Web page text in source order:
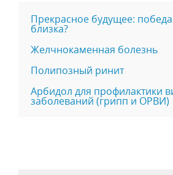
Прекрасное будущее:
близка?
Желчнокаменная болезнь
Полипозный ринит
Арбидол для профилактики
заболеваний (грипп и ОРВИ)